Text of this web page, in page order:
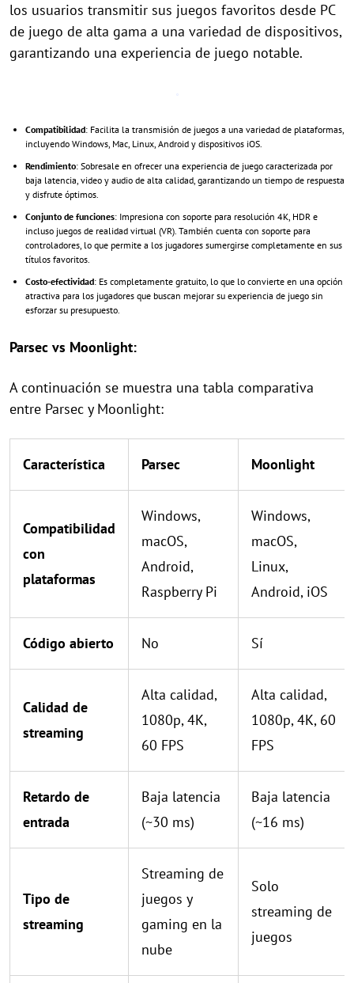
los usuarios transmitir sus juegos favoritos desde PC
de juego de alta gama a una variedad de dispositivos,
garantizando una experiencia de juego notable.
Compatibilidad: Facilita la transmisión de juegos a una variedad de plataformas,
incluyendo Windows, Mac, Linux, Android y dispositivos iOS.
Rendimiento: Sobresale en ofrecer una experiencia de juego caracterizada por
baja latencia, video y audio de alta calidad, garantizando un tiempo de respuesta
y disfrute óptimos.
Conjunto de funciones: Impresiona con soporte para resolución 4K, HDR e
incluso juegos de realidad virtual (VR). También cuenta con soporte para
controladores, lo que permite a los jugadores sumergirse completamente en sus
títulos favoritos.
Costo-efectividad: Es completamente gratuito, lo que lo convierte en una opción
atractiva para los jugadores que buscan mejorar su experiencia de juego sin
esforzar su presupuesto.
Parsec vs Moonlight:
A continuación se muestra una tabla comparativa
entre Parsec y Moonlight:
Característica Parsec Moonlight
Compatibilidad
con
plataformas
Windows,
macOS,
Android,
Raspberry Pi
Windows,
macOS,
Linux,
Android, iOS
Código abierto No Sí
Calidad de
streaming
Alta calidad,
1080p, 4K,
60 FPS
Alta calidad,
1080p, 4K, 60
FPS
Retardo de
entrada
Baja latencia
(~30 ms)
Baja latencia
(~16 ms)
Tipo de
streaming
Streaming de
juegos y
gaming en la
nube
Solo
streaming de
juegos